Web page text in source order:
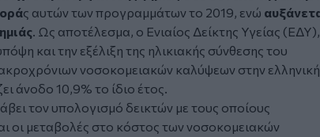
ς αυτών των προγραμμάτων το 2019, ενώ
. Ως αποτέλεσμα, ο Ενιαίος Δείκτης Υγείας
και την εξέλιξη της ηλικιακής σύνθεσης του
νοσοκομειακών καλύψεων στην ελληνική
άνοδο 10,9% το ίδιο έτος.
τον υπολογισμό δεικτών με τους οποίους
οι μεταβολές στο κόστος των νοσοκομειακών